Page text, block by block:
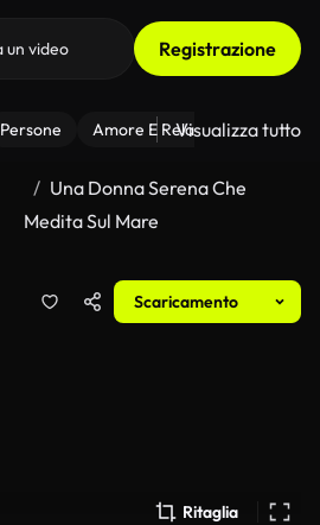
Registrazione
Persone Amore E Relazioni Il
Visualizza tutto
Una Donna Serena Che
Medita Sul Mare
Scaricamento
Ritaglia